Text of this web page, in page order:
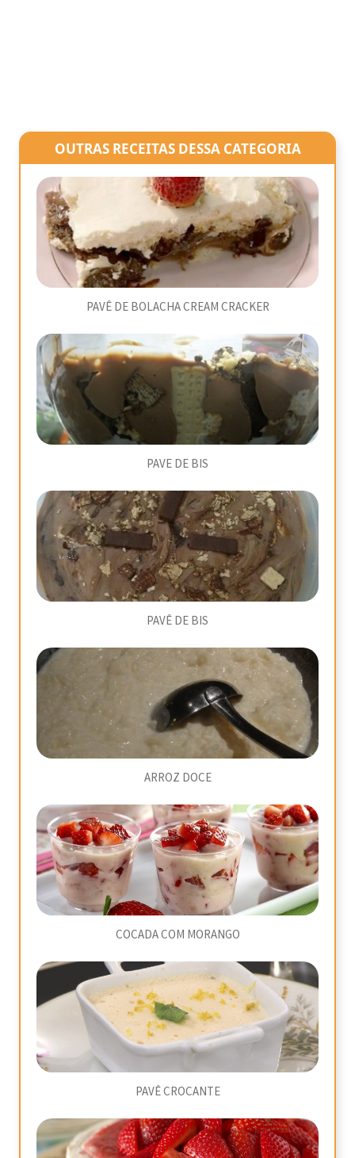
OUTRAS RECEITAS DESSA CATEGORIA
PAVÊ DE BOLACHA CREAM CRACKER
PAVE DE BIS
PAVÊ DE BIS
ARROZ DOCE
COCADA COM MORANGO
PAVÊ CROCANTE